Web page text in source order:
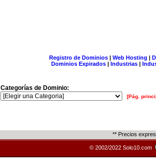
Registro de Dominios| Web Hosting |
Dominios Expirados | Industrias |
Categorías de Dominio:
[Pág.
** Precios
© 2002/2022 Solo10.com